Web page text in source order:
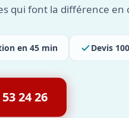
qui font la différence en
en 45 min Devis
24 26